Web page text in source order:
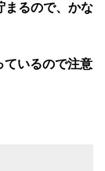
まるので、かな
ているので注意